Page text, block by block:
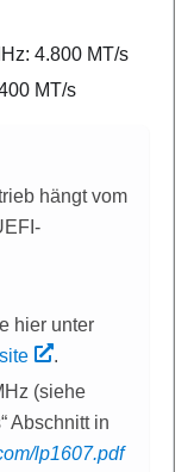
4.800 MT/s
MT/s
hängt vom
hier unter
.
(siehe
Abschnitt in
lp1607.pdf